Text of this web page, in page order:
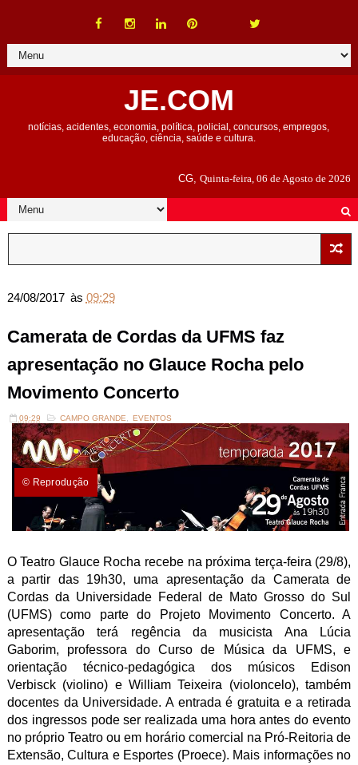
JE.COM
notícias, acidentes, economia, política, policial, concursos, empregos,
educação, ciência, saúde e cultura.
CG,Quinta-feira, 06 de Agosto de 2026
24/08/2017 às 09:29
Camerata de Cordas da UFMS faz
apresentação no Glauce Rocha pelo
Movimento Concerto
09:29 CAMPO GRANDE EVENTOS
© Reprodução
O Teatro Glauce Rocha recebe na próxima terça-feira (29/8),
a partir das 19h30, uma apresentação da Camerata de
Cordas da Universidade Federal de Mato Grosso do Sul
(UFMS) como parte do Projeto Movimento Concerto. A
apresentação terá regência da musicista Ana Lúcia
Gaborim, professora do Curso de Música da UFMS, e
orientação técnico-pedagógica dos músicos Edison
Verbisck (violino) e William Teixeira (violoncelo), também
docentes da Universidade. A entrada é gratuita e a retirada
dos ingressos pode ser realizada uma hora antes do evento
no próprio Teatro ou em horário comercial na Pró-Reitoria de
Extensão, Cultura e Esportes (Proece). Mais informações no